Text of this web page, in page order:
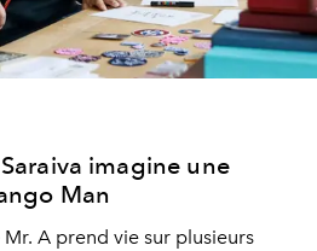
imagine une
Man
A prend vie sur plusieurs